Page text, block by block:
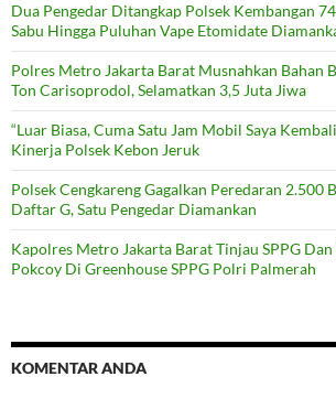
Dua Pengedar Ditangkap Polsek Kembangan
Sabu Hingga Puluhan Vape Etomidate
Polres Metro Jakarta Barat Musnahkan Bahan
Ton Carisoprodol, Selamatkan 3,5 Juta Jiwa
“Luar Biasa, Cuma Satu Jam Mobil Saya
Kinerja Polsek Kebon Jeruk
Polsek Cengkareng Gagalkan Peredaran 2.500
Daftar G, Satu Pengedar Diamankan
Kapolres Metro Jakarta Barat Tinjau SPPG Dan
Pokcoy Di Greenhouse SPPG Polri Palmerah
KOMENTAR ANDA